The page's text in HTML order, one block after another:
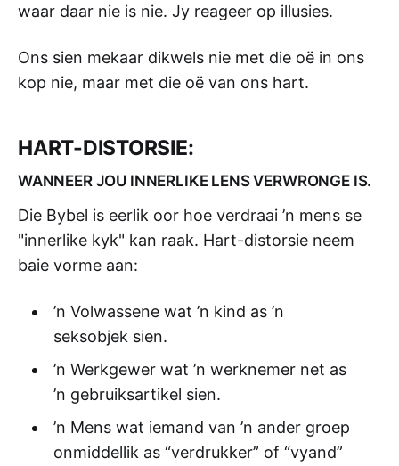
waar daar nie is nie. Jy reageer op illusies.
Ons sien mekaar dikwels nie met die oë in ons
kop nie, maar met die oë van ons hart.
HART-DISTORSIE:
WANNEER JOU INNERLIKE LENS VERWRONGE IS.
Die Bybel is eerlik oor hoe verdraai ’n mens se
"innerlike kyk" kan raak. Hart-distorsie neem
baie vorme aan:
’n Volwassene wat ’n kind as ’n
seksobjek sien.
’n Werkgewer wat ’n werknemer net as
’n gebruiksartikel sien.
’n Mens wat iemand van ’n ander groep
onmiddellik as “verdrukker” of “vyand”